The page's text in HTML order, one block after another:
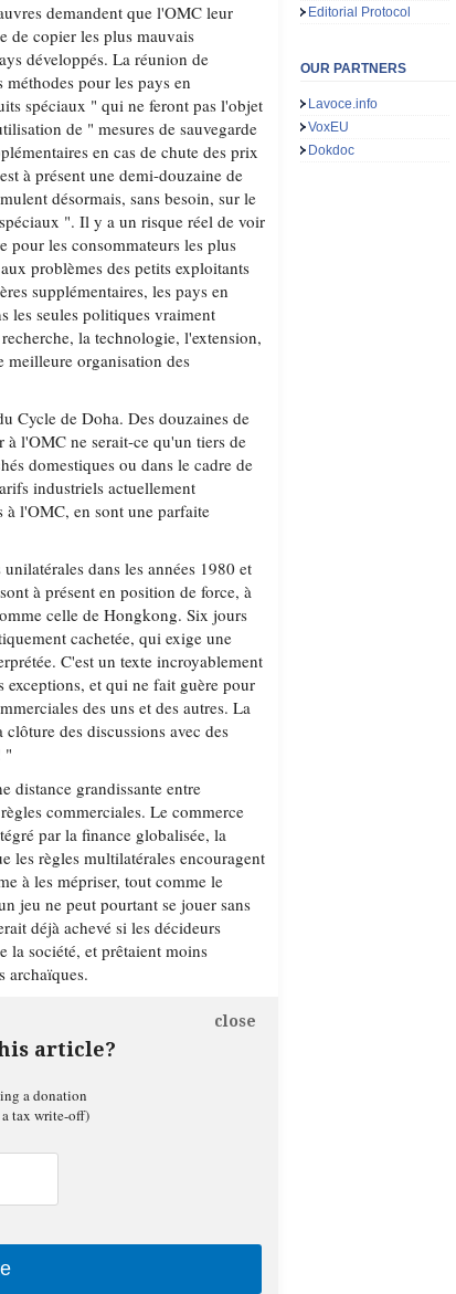
demandent que l'OMC leur
de copier les plus mauvais
développés. La réunion de
pour les pays en
spéciaux " qui ne feront pas l'objet
de " mesures de sauvegarde
en cas de chute des prix
à présent une demi-douzaine de
désormais, sans besoin, sur le
". Il y a un risque réel de voir
pour les consommateurs les plus
problèmes des petits exploitants
supplémentaires, les pays en
les seules politiques vraiment
la technologie, l'extension,
meilleure organisation des
Cycle de Doha. Des douzaines de
à l'OMC ne serait-ce qu'un tiers de
domestiques ou dans le cadre de
industriels actuellement
l'OMC, en sont une parfaite
dans les années 1980 et
à présent en position de force, à
celle de Hongkong. Six jours
cachetée, qui exige une
C'est un texte incroyablement
exceptions, et qui ne fait guère pour
des uns et des autres. La
des discussions avec des
"
distance grandissante entre
commerciales. Le commerce
par la finance globalisée, la
les règles multilatérales encouragent
à les mépriser, tout comme le
jeu ne peut pourtant se jouer sans
déjà achevé si les décideurs
la société, et prêtaient moins
archaïques.
article?
close
a donation
tax write-off)
Editorial Protocol
OUR PARTNERS
Lavoce.info
VoxEU
Dokdoc